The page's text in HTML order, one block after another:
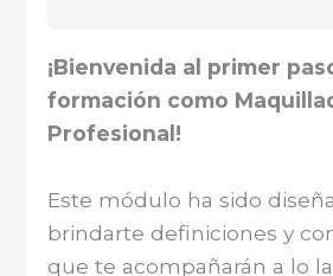
¡Bienvenida al primer
formación como
Profesional!
Este módulo ha sido
brindarte definiciones y
que te acompañarán a lo